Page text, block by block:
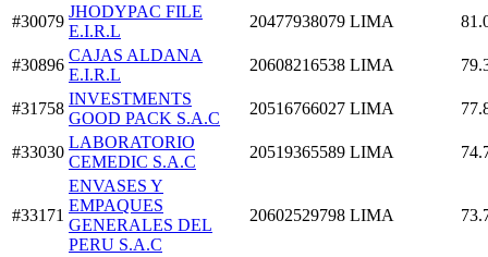
#30079
JHODYPAC FILE
E.I.R.L
20477938079 LIMA
#30896
CAJAS ALDANA
E.I.R.L
20608216538 LIMA
#31758
INVESTMENTS
GOOD PACK S.A.C
20516766027 LIMA
#33030
LABORATORIO
CEMEDIC S.A.C
20519365589 LIMA
#33171
ENVASES Y
EMPAQUES
GENERALES DEL
PERU S.A.C
20602529798 LIMA